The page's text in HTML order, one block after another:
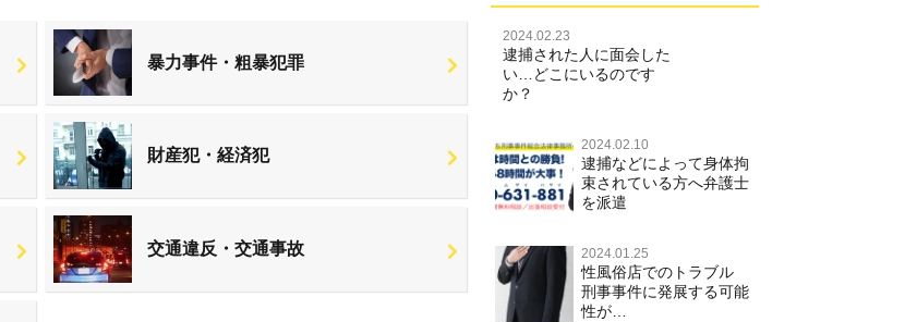
暴力事件・粗暴犯罪
財産犯・経済犯
交通違反・交通事故
2024.02.23
逮捕された人に面会した
い…どこにいるのです
か？
2024.02.10
逮捕などによって身体拘
束されている方へ弁護士
を派遣
2024.01.25
性風俗店でのトラブル
刑事事件に発展する可能
性が…